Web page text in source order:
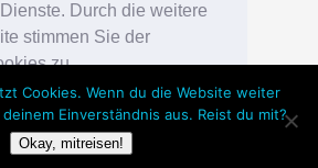
Durch die weitere
stimmen Sie der
zu.
Okay!
Themeby Compete Themes.
Cookies. Wenn du die Website weiter
Einverständnis aus. Reist du mit?
Okay, mitreisen!